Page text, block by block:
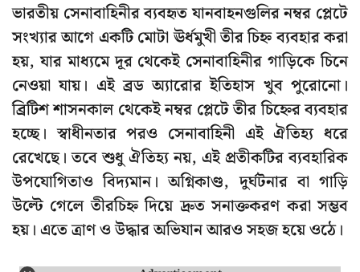
ভারতীয় সেনাবাহিনীর ব্যবহৃত যানবাহনগুলির নম্বর প্লেটে
সংখ্যার আগে একটি মোটা ঊর্ধমুখী তীর চিহ্ন ব্যবহার করা
হয়, যার মাধ্যমে দূর থেকেই সেনাবাহিনীর গাড়িকে চিনে
নেওয়া যায়। এই ব্রড অ্যারোর ইতিহাস খুব পুরোনো।
ব্রিটিশ শাসনকাল থেকেই নম্বর প্লেটে তীর চিহ্নের ব্যবহার
হচ্ছে। স্বাধীনতার পরও সেনাবাহিনী এই ঐতিহ্য ধরে
রেখেছে। তবে শুধু ঐতিহ্য নয়, এই প্রতীকটির ব্যবহারিক
উপযোগিতাও বিদ্যমান। অগ্নিকাণ্ড, দুর্ঘটনার বা গাড়ি
উল্টে গেলে তীরচিহ্ন দিয়ে দ্রুত সনাক্তকরণ করা সম্ভব
হয়। এতে ত্রাণ ও উদ্ধার অভিযান আরও সহজ হয়ে ওঠে।